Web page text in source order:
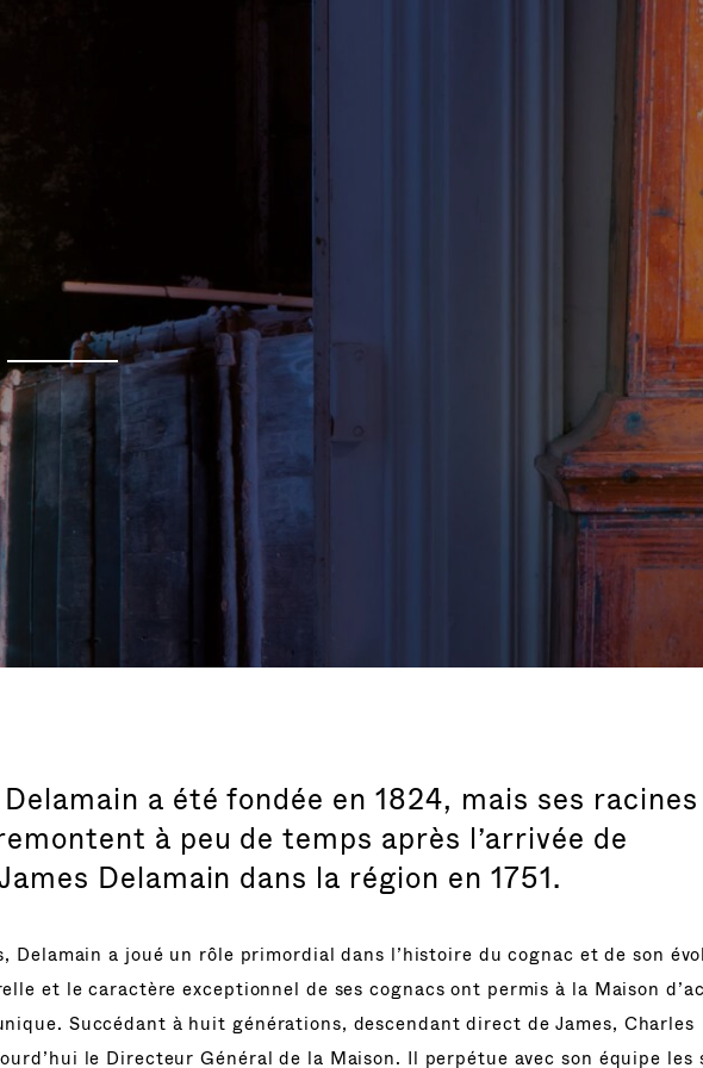
a été fondée en 1824, mais ses
à peu de temps après l’arrivée de
Delamain dans la région en 1751.
Delamain a joué un rôle primordial dans l’histoire du cognac et de son
et le caractère exceptionnel de ses cognacs ont permis à la Maison
Succédant à huit générations, descendant direct de James, Charles
le Directeur Général de la Maison. Il perpétue avec son équipe les